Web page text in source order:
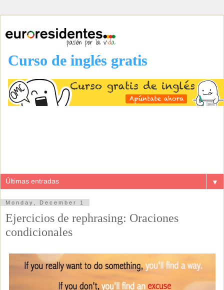
Curso de inglés gratis
▼
Monday, December 1
Ejercicios de rephrasing: Oraciones
condicionales